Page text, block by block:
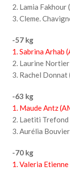
2. Lamia Fakhour
3. Cleme.
-57 kg
1. Sabrina Arhab
2. Laurine
3. Rachel
-63 kg
1. Maude Antz
2. Laetiti Trefond
3. Aurélia
-70 kg
1. Valeria Etienne